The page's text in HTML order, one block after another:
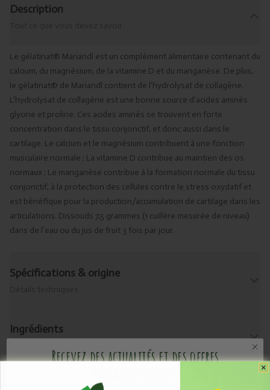
Description
Le gélatinat® Mariandl est un complément alimentaire contenant du
calcium, du magnésium, de la vitamine D et du manganèse. De plus,
le gélatinat® de Mariandl contient de l’hydrolysat de collagène.
L’hydrolysat de collagène est une bonne source d’acides aminés
glycine et proline. Ces acides aminés se trouvent en forte
concentration dans le tissu conjonctif, et donc aussi dans le
cartilage. Le calcium et le magnésium contribuent à une fonction
musculaire normale ; La vitamine D contribue au maintien des os
normaux ; Le manganèse contribue à la formation normale du tissu
conjonctif, à la protection des cellules contre le stress oxydatif et
est bénéfique pour la production/accumulation de cartilage dans les
articulations. Dissouds 7,5 grammes (1 cuillère mesurée de niveau)
dans de l’eau ou du jus de fruit 3 fois par jour.
Spécifications & origine
Ingrédients
Recevez des actualités et des offres